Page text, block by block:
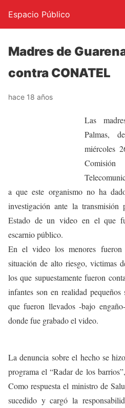
Espacio Público
Madres de
contra CONATEL
hace 18 años
Las
Palmas,
miércoles
a que este organismo no ha
investigación ante la
Estado de un video en el que
escarnio público.
En el video los menores fueron
situación de alto riesgo, victimas
los que supuestamente fueron
infantes son en realidad pequeños
que fueron llevados -bajo
donde fue grabado el video.
La denuncia sobre el hecho se
programa el “Radar de los
Como respuesta el ministro de
sucedido y cargó la